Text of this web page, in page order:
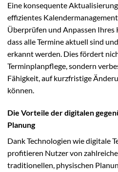
Eine konsequente
effizientes
Überprüfen und Anpassen Ihres
dass alle Termine aktuell sind
erkannt werden. Dies fördert
Terminplanpflege, sondern
Fähigkeit, auf kurzfristige
können.
Die Vorteile der digitalen
Planung
Dank Technologien wie digitale
profitieren Nutzer von
traditionellen, physischen